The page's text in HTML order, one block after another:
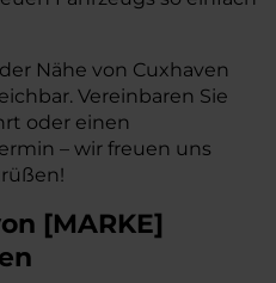
Nähe von Cuxhaven
Vereinbaren Sie
oder einen
– wir freuen uns
[MARKE]